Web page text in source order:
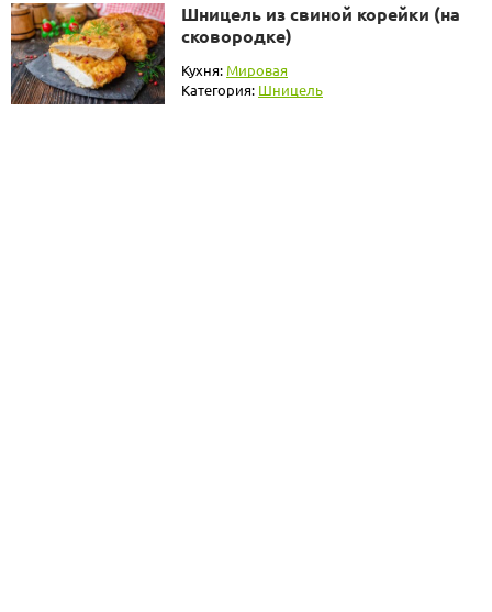
Шницель из свиной корейки (на
сковородке)
Кухня: Мировая
Категория: Шницель